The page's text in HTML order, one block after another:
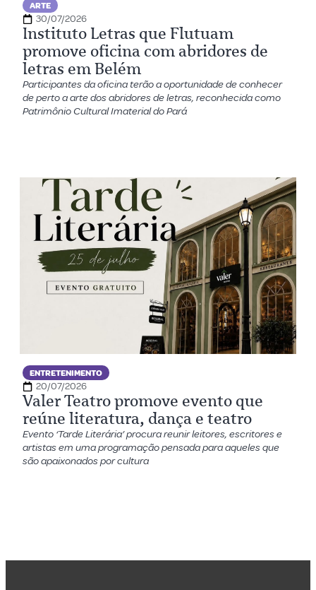
ARTE
30/07/2026
Instituto Letras que Flutuam
promove oficina com abridores de
letras em Belém
Participantes da oficina terão a oportunidade de conhecer
de perto a arte dos abridores de letras, reconhecida como
Patrimônio Cultural Imaterial do Pará
ENTRETENIMENTO
20/07/2026
Valer Teatro promove evento que
reúne literatura, dança e teatro
Evento ‘Tarde Literária’ procura reunir leitores, escritores e
artistas em uma programação pensada para aqueles que
são apaixonados por cultura